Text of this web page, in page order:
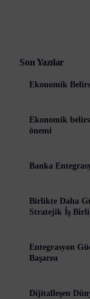
Son Yazılar
Ekonomik
Ekonomik
önemi
Banka
Birlikte Daha
Stratejik İş
Entegrasyon
Başarısı
Dijitalleşen